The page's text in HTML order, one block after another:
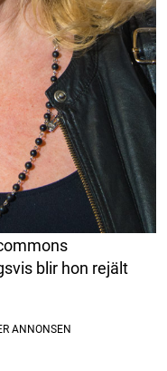
blir hon rejält